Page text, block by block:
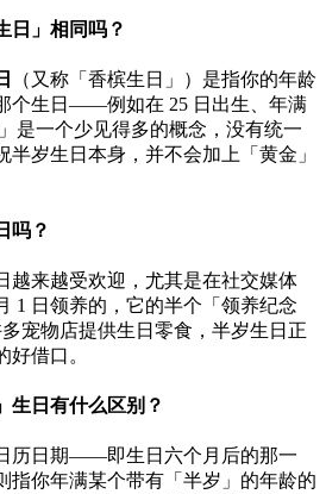
日」相同吗？
（又称「香槟生日」）是指你的年龄
个生日——例如在 25 日出生、年满
是一个少见得多的概念，没有统一
半岁生日本身，并不会加上「黄金」
吗？
越来越受欢迎，尤其是在社交媒体
1 日领养的，它的半个「领养纪念
宠物店提供生日零食，半岁生日正
好借口。
生日有什么区别？
历日期——即生日六个月后的那一
指你年满某个带有「半岁」的年龄的